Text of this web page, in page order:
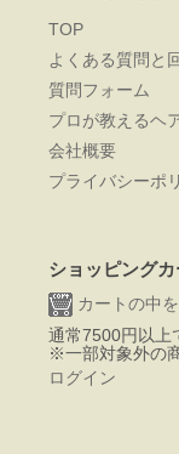
TOP
よくある質問と
質問フォーム
プロが教えるヘ
会社概要
プライバシーポ
ショッピングカ
カートの中
通常7500円以上
※一部対象外の
ログイン